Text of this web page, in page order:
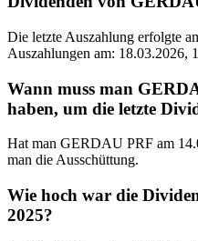
Die letzte Auszahlung erfolgte
Auszahlungen am: 18.03.2026,
Wann muss man
haben, um die letzte
Hat man GERDAU PRF am
man die Ausschüttung.
Wie hoch war die
2025?